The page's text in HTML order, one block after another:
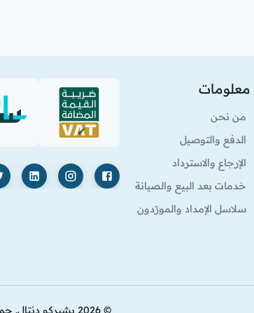
معلومات
من نحن
الدفع والتوصيل
الإرجاع والاسترداد
خدمات بعد البيع والصيانة
سلاسل الإمداد والمورّدون
VAT (PDF)
فيسبوكإنستغراملينكدإن
© 2026 بشيركو دنتال. جميع الحقوق محفوظة.